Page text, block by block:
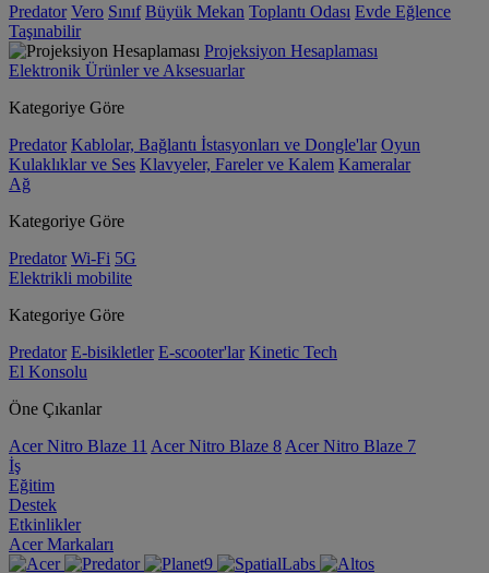
Predator Vero Sınıf Büyük Mekan Toplantı Odası Evde Eğlence
Taşınabilir
Projeksiyon Hesaplaması
Elektronik Ürünler ve Aksesuarlar
Kategoriye Göre
Predator Kablolar, Bağlantı İstasyonları ve Dongle'lar Oyun
Kulaklıklar ve Ses Klavyeler, Fareler ve Kalem Kameralar
Ağ
Kategoriye Göre
Predator Wi-Fi 5G
Elektrikli mobilite
Kategoriye Göre
Predator E-bisikletler E-scooter'lar Kinetic Tech
El Konsolu
Öne Çıkanlar
Acer Nitro Blaze 11 Acer Nitro Blaze 8 Acer Nitro Blaze 7
İş
Eğitim
Destek
Etkinlikler
Acer Markaları